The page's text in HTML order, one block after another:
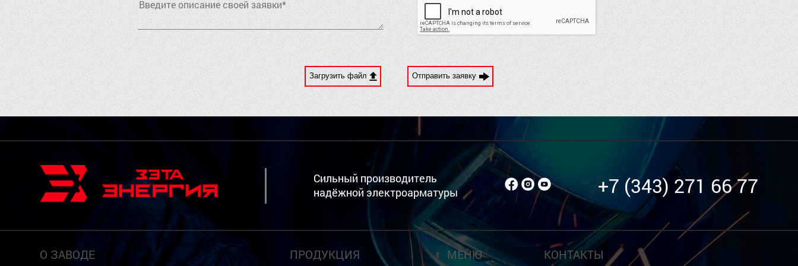
Загрузить файл Отправить заявку
Сильный производитель
надёжной электроарматуры
+7 (343) 271 66 77
О ЗАВОДЕ ПРОДУКЦИЯ МЕНЮ КОНТАКТЫ